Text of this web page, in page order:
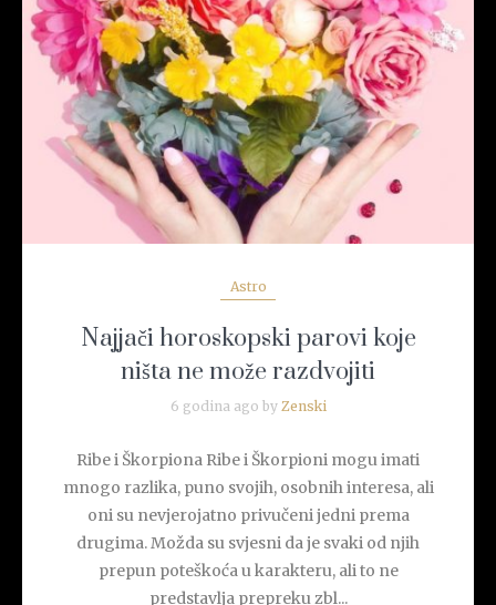
READ MORE
Astro
Najjači horoskopski parovi koje
ništa ne može razdvojiti
6 godina ago by Zenski
Ribe i Škorpiona Ribe i Škorpioni mogu imati
mnogo razlika, puno svojih, osobnih interesa, ali
oni su nevjerojatno privučeni jedni prema
drugima. Možda su svjesni da je svaki od njih
prepun poteškoća u karakteru, ali to ne
predstavlja prepreku zbl...